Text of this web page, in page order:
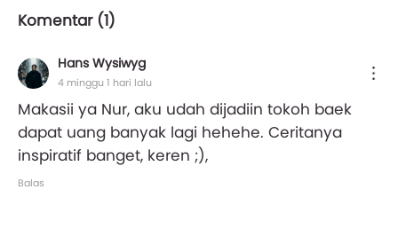
Komentar (1)
Hans Wysiwyg
4 minggu 1 hari lalu
Makasii ya Nur, aku udah dijadiin tokoh baek
dapat uang banyak lagi hehehe. Ceritanya
inspiratif banget, keren ;),
Balas